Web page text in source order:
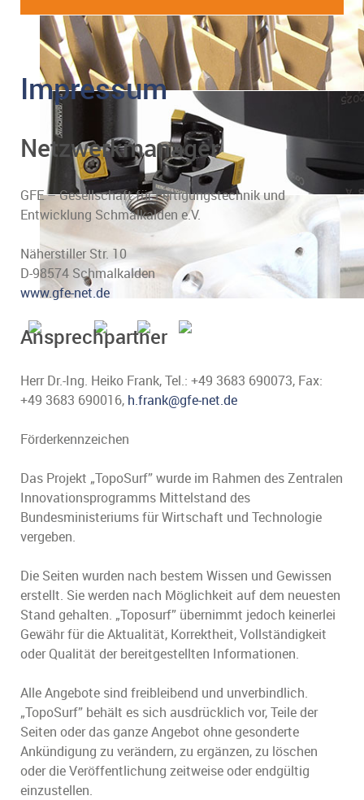
Impressum
Netzwerkmanager
GFE – Gesellschaft für Fertigungstechnik und
Entwicklung Schmalkalden e.V.
Näherstiller Str. 10
D-98574 Schmalkalden
www.gfe-net.de
Ansprechpartner
Herr Dr.-Ing. Heiko Frank, Tel.: +49 3683 690073, Fax:
+49 3683 690016, h.frank@gfe-net.de
Förderkennzeichen
Das Projekt „TopoSurf” wurde im Rahmen des Zentralen
Innovationsprogramms Mittelstand des
Bundesministeriums für Wirtschaft und Technologie
vergeben.
Die Seiten wurden nach bestem Wissen und Gewissen
erstellt. Sie werden nach Möglichkeit auf dem neuesten
Stand gehalten. „Toposurf” übernimmt jedoch keinerlei
Gewähr für die Aktualität, Korrektheit, Vollständigkeit
oder Qualität der bereitgestellten Informationen.
Alle Angebote sind freibleibend und unverbindlich.
„TopoSurf” behält es sich ausdrücklich vor, Teile der
Seiten oder das ganze Angebot ohne gesonderte
Ankündigung zu verändern, zu ergänzen, zu löschen
oder die Veröffentlichung zeitweise oder endgültig
einzustellen.